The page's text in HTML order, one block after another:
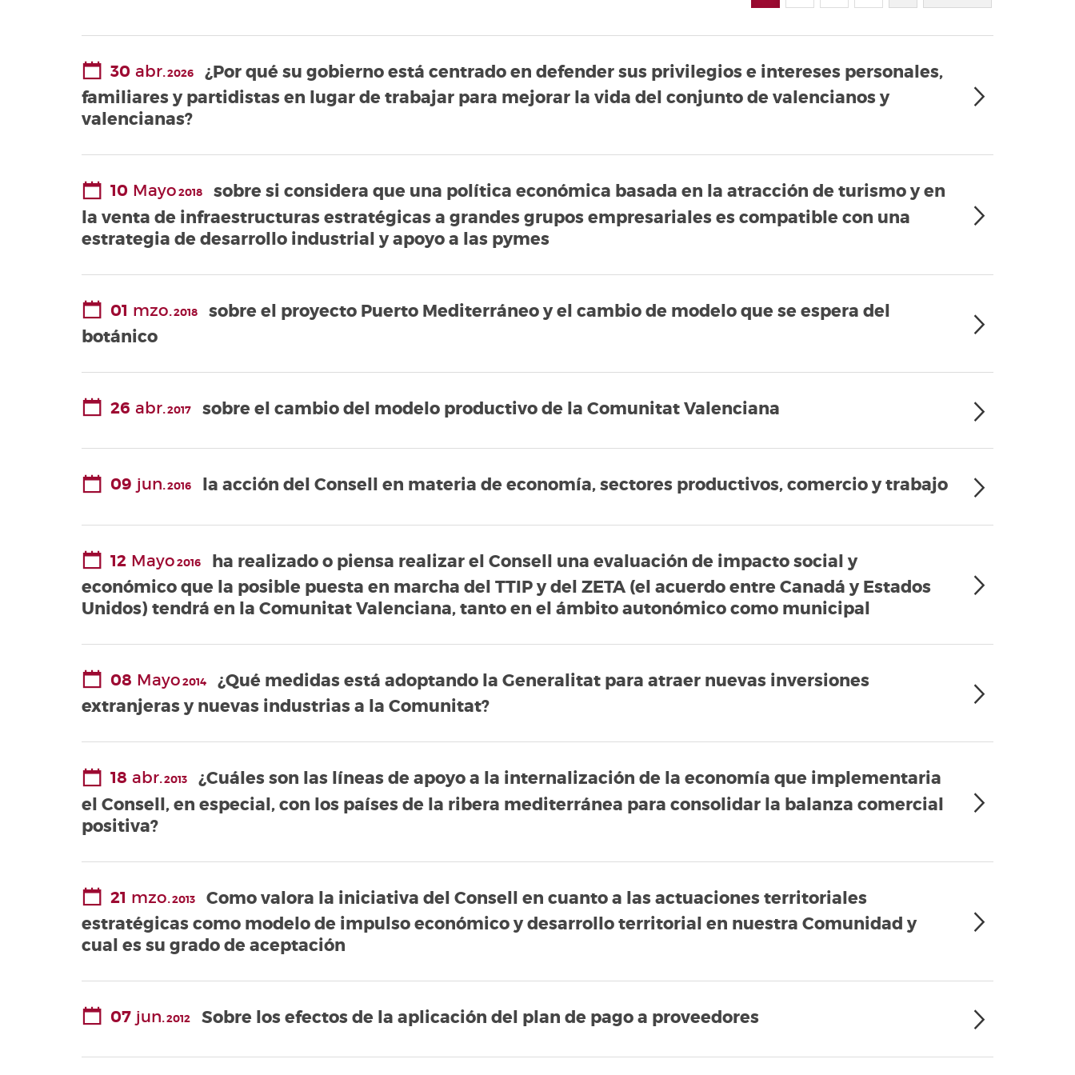
Cortes
Otras
publicaciones
Información
30 abr.2026
¿Por qué su gobierno está centrado en defender sus privilegios e intereses personales,
familiares y partidistas en lugar de trabajar para mejorar la vida del conjunto de valencianos y
valencianas?
10 Mayo2018
sobre si considera que una política económica basada en la atracción de turismo y en
la venta de infraestructuras estratégicas a grandes grupos empresariales es compatible con una
estrategia de desarrollo industrial y apoyo a las pymes
01 mzo.2018
sobre el proyecto Puerto Mediterráneo y el cambio de modelo que se espera del
botánico
26 abr.2017 sobre el cambio del modelo productivo de la Comunitat Valenciana
09 jun.2016 la acción del Consell en materia de economía, sectores productivos, comercio y trabajo
12 Mayo2016
ha realizado o piensa realizar el Consell una evaluación de impacto social y
económico que la posible puesta en marcha del TTIP y del ZETA (el acuerdo entre Canadá y Estados
Unidos) tendrá en la Comunitat Valenciana, tanto en el ámbito autonómico como municipal
08 Mayo2014
¿Qué medidas está adoptando la Generalitat para atraer nuevas inversiones
extranjeras y nuevas industrias a la Comunitat?
18 abr.2013
¿Cuáles son las líneas de apoyo a la internalización de la economía que implementaria
el Consell, en especial, con los países de la ribera mediterránea para consolidar la balanza comercial
positiva?
21 mzo.2013
Como valora la iniciativa del Consell en cuanto a las actuaciones territoriales
estratégicas como modelo de impulso económico y desarrollo territorial en nuestra Comunidad y
cual es su grado de aceptación
07 jun.2012 Sobre los efectos de la aplicación del plan de pago a proveedores